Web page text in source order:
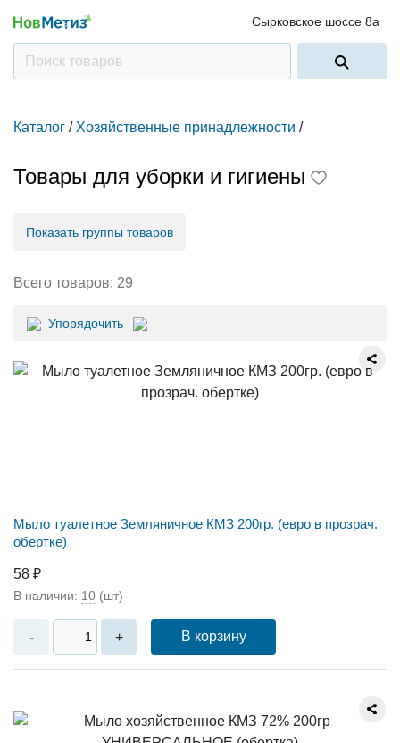
Сырковское шоссе 8а
Каталог / Хозяйственные принадлежности /
Товары для уборки и гигиены
Показать группы товаров
Всего товаров: 29
Упорядочить
Мыло туалетное Земляничное КМЗ 200гр. (евро в прозрач.
обертке)
58 ₽
В наличии: 10 (шт)
- + В корзину